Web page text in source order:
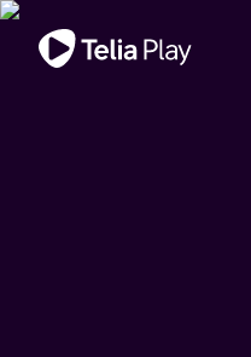
Viktigt meddelande